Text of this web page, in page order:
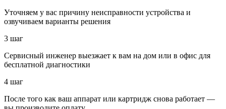
Уточняем у вас причину неисправности устройства и
озвучиваем варианты решения
3 шаг
Сервисный инженер выезжает к вам на дом или в офис для
бесплатной диагностики
4 шаг
После того как ваш аппарат или картридж снова работает —